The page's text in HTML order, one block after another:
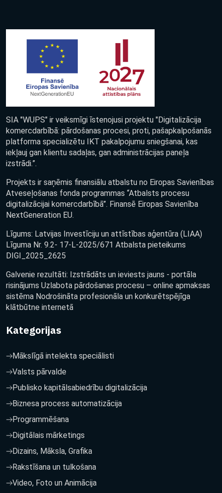
SIA "WUPS" ir veiksmīgi īstenojusi projektu "Digitalizācija
komercdarbībā: pārdošanas procesi, proti, pašapkalpošanās
platforma specializētu IKT pakalpojumu sniegšanai, kas
iekļauj gan klientu sadaļas, gan administrācijas paneļa
izstrādi.”.
Projekts ir saņēmis finansiālu atbalstu no Eiropas Savienības
Atveseļošanas fonda programmas “Atbalsts procesu
digitalizācijai komercdarbībā”. Finansē Eiropas Savienība
NextGeneration EU.
Līgums: Latvijas Investīciju un attīstības aģentūra (LIAA)
Līguma Nr. 9.2- 17-L-2025/671 Atbalsta pieteikums
DIGI_2025_2625
Galvenie rezultāti: Izstrādāts un ieviests jauns - portāla
risinājums Uzlabota pārdošanas procesu – online apmaksas
sistēma Nodrošināta profesionāla un konkurētspējīga
klātbūtne internetā
Kategorijas
Mākslīgā intelekta speciālisti
Valsts pārvalde
Publisko kapitālsabiedrību digitalizācija
Biznesa process automatizācija
Programmēšana
Digitālais mārketings
Dizains, Māksla, Grafika
Rakstīšana un tulkošana
Video, Foto un Animācija